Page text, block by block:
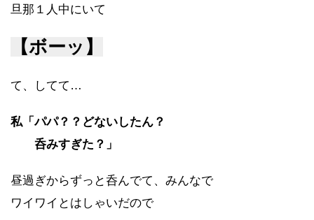
旦那１人中にいて
【ボーッ】
て、してて…
私「パパ？？どないしたん？
呑みすぎた？」
昼過ぎからずっと呑んでて、みんなで
ワイワイとはしゃいだので